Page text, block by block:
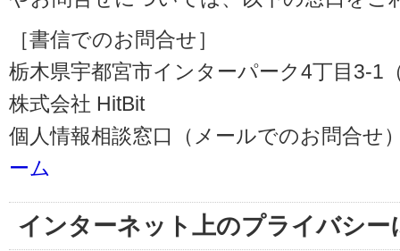
［書信でのお問合せ］
栃木県宇都宮市インターパーク4丁目3-1
株式会社 HitBit
個人情報相談窓口（メールでのお問合せ
ーム
インターネット上のプライバシー